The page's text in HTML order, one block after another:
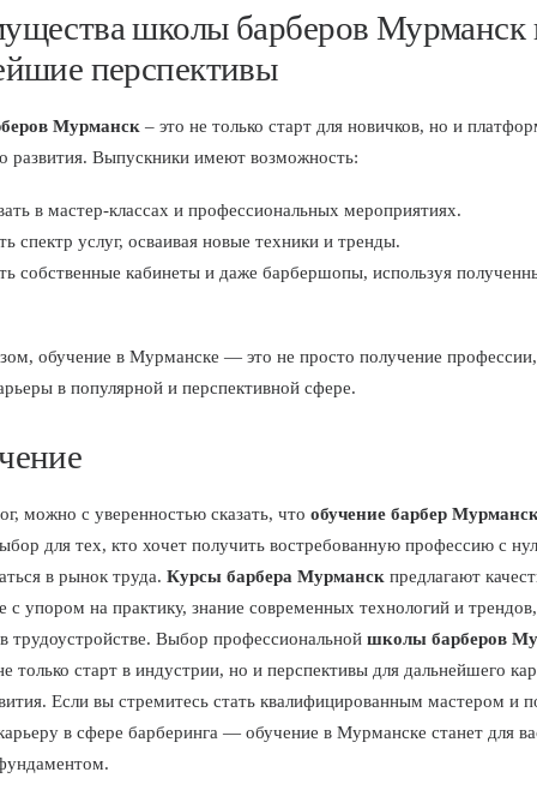
школы барберов Мурманск
перспективы
Мурманск – это не только старт для новичков, но и
развития. Выпускники имеют возможность:
в мастер-классах и профессиональных мероприятиях.
спектр услуг, осваивая новые техники и тренды.
собственные кабинеты и даже барбершопы, используя
обучение в Мурманске — это не просто получение
в популярной и перспективной сфере.
можно с уверенностью сказать, что обучение барбер
для тех, кто хочет получить востребованную профессию с
в рынок труда. Курсы барбера Мурманск предлагают
с упором на практику, знание современных технологий и
трудоустройстве. Выбор профессиональной школы барберов
только старт в индустрии, но и перспективы для дальнейшего
Если вы стремитесь стать квалифицированным мастером и
в сфере барберинга — обучение в Мурманске станет для